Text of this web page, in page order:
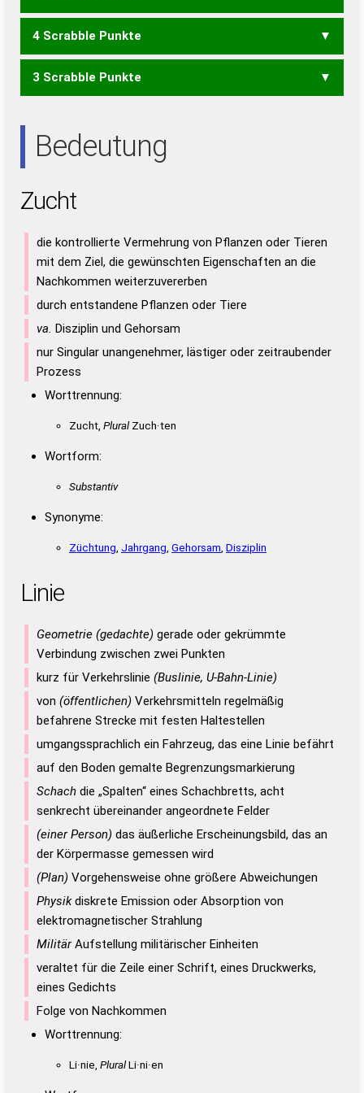
LIEH NEHL NETZ NUTZ UNZE UZEN UZET UZTE ZEIT
ZENT HEINI HEITI HUNTE
UZE UZT ZEN EILT HEUT
LIEN TEIL ULEN INUIT
4 Scrabble Punkte
EIL HEI HEU HIE HIN
EINT ETUI INTI NIET NUTE TEIN TUEN TUNE UNIT
3 Scrabble Punkte
Bedeutung
Zucht
die kontrollierte Vermehrung von Pflanzen oder Tieren
mit dem Ziel, die gewünschten Eigenschaften an die
Nachkommen weiterzuvererben
durch entstandene Pflanzen oder Tiere
va. Disziplin und Gehorsam
nur Singular unangenehmer, lästiger oder zeitraubender
Prozess
Worttrennung:
Zucht, PluralZuch·ten
Wortform:
Substantiv
Synonyme:
Züchtung Jahrgang Gehorsam Disziplin
Linie
Geometrie (gedachte) gerade oder gekrümmte
Verbindung zwischen zwei Punkten
kurz für Verkehrslinie (Buslinie, U-Bahn-Linie)
von (öffentlichen) Verkehrsmitteln regelmäßig
befahrene Strecke mit festen Haltestellen
umgangssprachlich ein Fahrzeug, das eine Linie befährt
auf den Boden gemalte Begrenzungsmarkierung
Schach die „Spalten“ eines Schachbretts, acht
senkrecht übereinander angeordnete Felder
(einer Person) das äußerliche Erscheinungsbild, das an
der Körpermasse gemessen wird
(Plan) Vorgehensweise ohne größere Abweichungen
Physikdiskrete Emission oder Absorption von
elektromagnetischer Strahlung
MilitärAufstellung militärischer Einheiten
veraltet für die Zeile einer Schrift, eines Druckwerks,
eines Gedichts
Folge von Nachkommen
Worttrennung:
Li·nie, PluralLi·ni·en